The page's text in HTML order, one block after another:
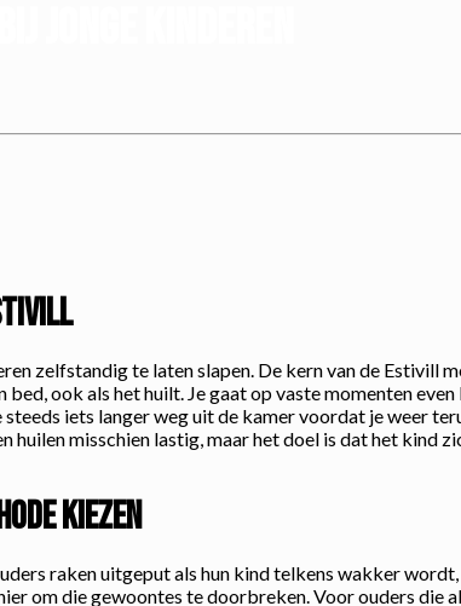
zelfstandig te laten slapen. De kern van de Estivill
ook als het huilt. Je gaat op vaste momenten
iets langer weg uit de kamer voordat je weer
misschien lastig, maar het doel is dat het kind
kiezen
raken uitgeput als hun kind telkens wakker
om die gewoontes te doorbreken. Voor ouders die